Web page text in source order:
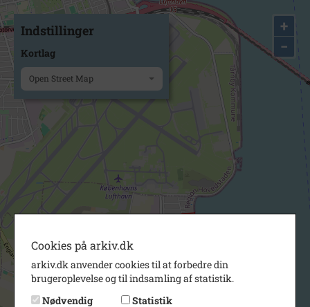
+
−
Indstillinger
Kortlag
Open Street Map
Cookies på arkiv.dk
arkiv.dk anvender cookies til at forbedre din
brugeroplevelse og til indsamling af statistik.
Nødvendig
Statistik